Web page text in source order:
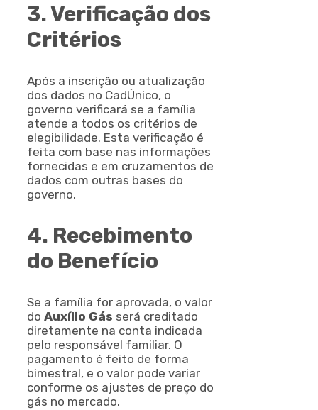
3. Verificação dos
Critérios
Após a inscrição ou atualização
dos dados no CadÚnico, o
governo verificará se a família
atende a todos os critérios de
elegibilidade. Esta verificação é
feita com base nas informações
fornecidas e em cruzamentos de
dados com outras bases do
governo.
4. Recebimento
do Benefício
Se a família for aprovada, o valor
do Auxílio Gás será creditado
diretamente na conta indicada
pelo responsável familiar. O
pagamento é feito de forma
bimestral, e o valor pode variar
conforme os ajustes de preço do
gás no mercado.